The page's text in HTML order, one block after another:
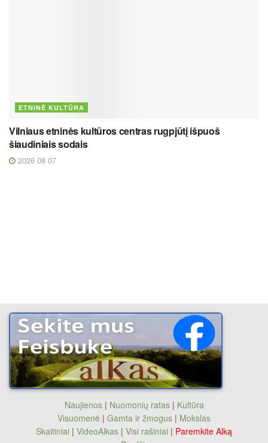
ETNINĖ KULTŪRA
Vilniaus etninės kultūros centras rugpjūtį išpuoš
šiaudiniais sodais
2026 08 07
Naujienos| Nuomonių ratas| Kultūra
Visuomenė | Gamta ir žmogus | Mokslas
Skaitiniai | VideoAlkas | Visi rašiniai | Paremkite Alką